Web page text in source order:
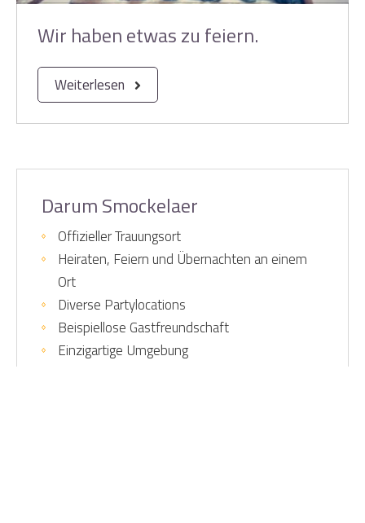
Wir haben etwas zu feiern.
Weiterlesen
Darum Smockelaer
Offizieller Trauungsort
Heiraten, Feiern und Übernachten an einem
Ort
Diverse Partylocations
Beispiellose Gastfreundschaft
Einzigartige Umgebung